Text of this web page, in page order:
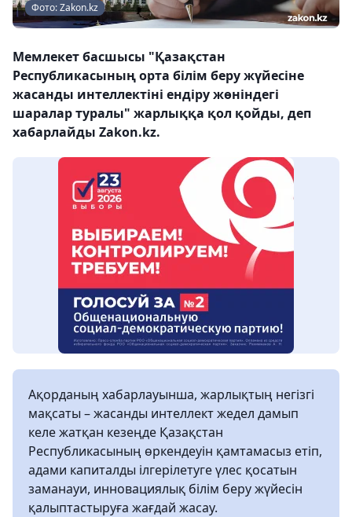
Фото: Zakon.kz
Мемлекет басшысы "Қазақстан
Республикасының орта білім беру жүйесіне
жасанды интеллектіні ендіру жөніндегі
шаралар туралы" жарлыққа қол қойды, деп
хабарлайды Zakon.kz.
Ақорданың хабарлауынша, жарлықтың негізгі
мақсаты – жасанды интеллект жедел дамып
келе жатқан кезеңде Қазақстан
Республикасының өркендеуін қамтамасыз етіп,
адами капиталды ілгерілетуге үлес қосатын
заманауи, инновациялық білім беру жүйесін
қалыптастыруға жағдай жасау.